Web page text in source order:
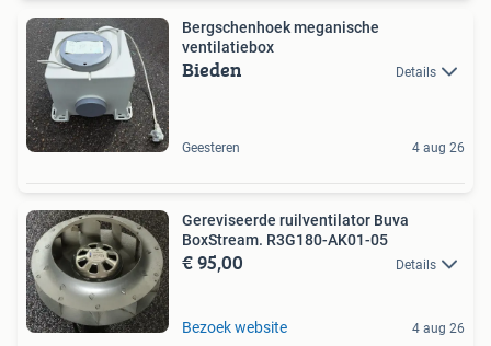
Bergschenhoek meganische
ventilatiebox
Bieden Details
Geesteren 4 aug 26
Gereviseerde ruilventilator Buva
BoxStream. R3G180-AK01-05
€ 95,00 Details
Bezoek website 4 aug 26